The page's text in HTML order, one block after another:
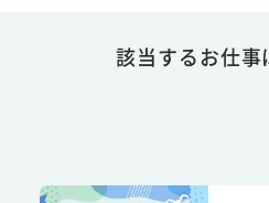
該当するお仕事